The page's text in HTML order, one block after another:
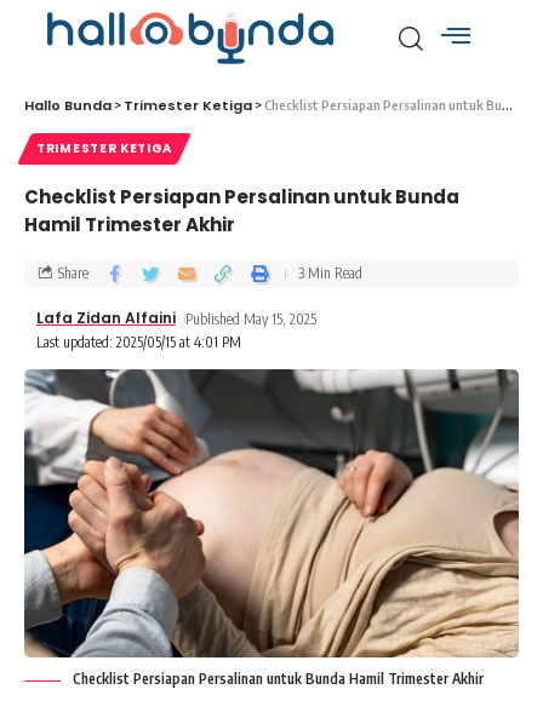
Hallo Bunda > Trimester Ketiga >Checklist Persiapan Persalinan untuk Bunda Hamil Trimester Akhir
TRIMESTER KETIGA
Checklist Persiapan Persalinan untuk Bunda
Hamil Trimester Akhir
Last updated: 2025/05/15 at 4:01 PM
Lafa Zidan Alfaini Published May 15, 2025
Share 3 Min Read
Checklist Persiapan Persalinan untuk Bunda Hamil Trimester Akhir